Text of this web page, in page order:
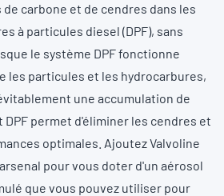
carbone et de cendres dans les
à particules diesel (DPF), sans
le système DPF fonctionne
les particules et les hydrocarbures,
une accumulation de
permet d'éliminer les cendres et
optimales. Ajoutez Valvoline
pour vous doter d'un aérosol
que vous pouvez utiliser pour